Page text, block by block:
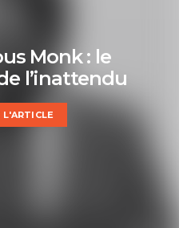
Monk : le
l’inattendu
L'ARTICLE